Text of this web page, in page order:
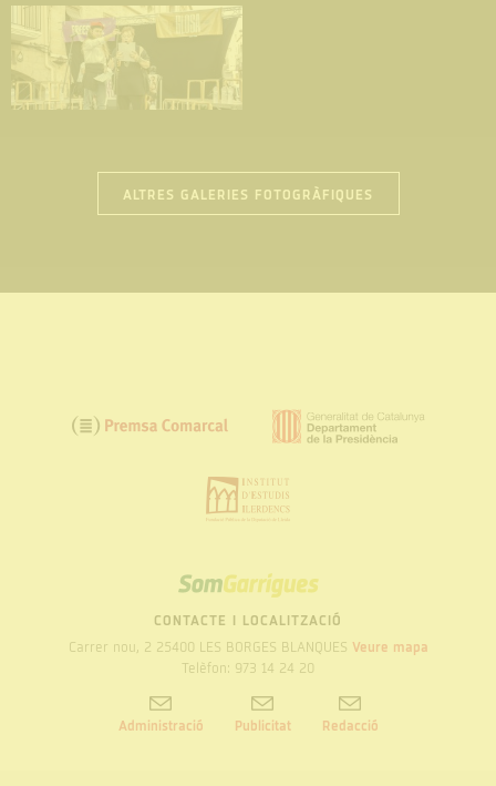
ALTRES GALERIES FOTOGRÀFIQUES
Som
Garrigues
CONTACTE I LOCALITZACIÓ
Carrer nou, 2 25400 LES BORGES BLANQUES Veure mapa
Telèfon: 973 14 24 20
Administració Publicitat Redacció